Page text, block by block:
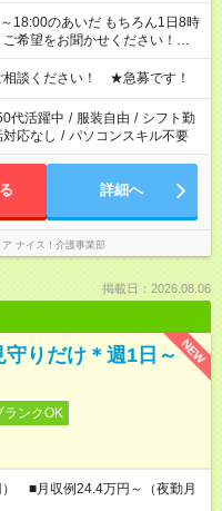
18:00のあいだ もちろん1日8時
希望をお聞かせください！★家
遠慮なくご相談ください。 ※
す
相談ください！ ★急募です！
代活躍中 / 服装自由 / シフト勤
対応なし / パソコンスキル不要
詳細へ
ナイス！介護事業部
掲載日：2026.08.06
NEW
りだけ＊週1日～
ランクOK
■月収例24.4万円～（夜勤月